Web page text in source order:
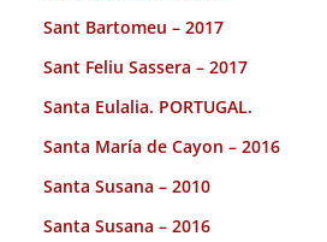
Sant Bartomeu – 2017
Sant Feliu Sassera – 2017
Santa Eulalia. PORTUGAL.
Santa María de Cayon – 2016
Santa Susana – 2010
Santa Susana – 2016